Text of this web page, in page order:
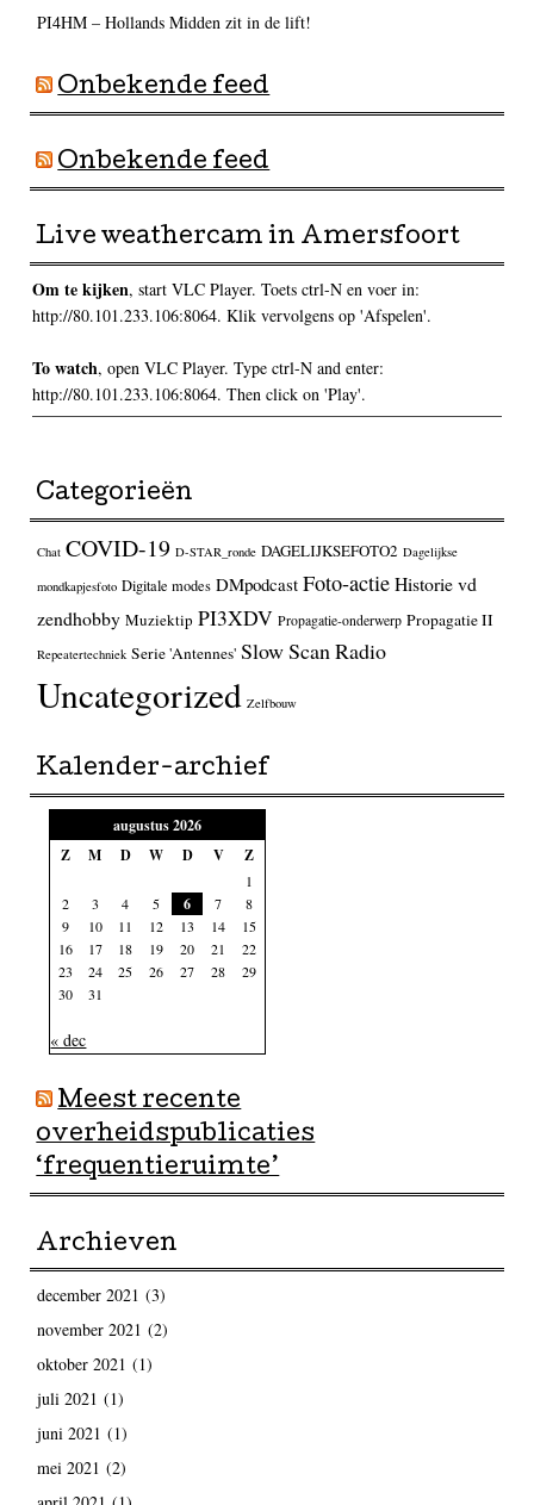
PI4HM – Hollands Midden zit in de lift!
Onbekende feed
Onbekende feed
Live weathercam in Amersfoort
Om te kijken, start VLC Player. Toets ctrl-N en voer in:
http://80.101.233.106:8064. Klik vervolgens op 'Afspelen'.
To watch, open VLC Player. Type ctrl-N and enter:
http://80.101.233.106:8064. Then click on 'Play'.
Categorieën
Chat COVID-19 D-STAR_ronde DAGELIJKSEFOTO2 Dagelijkse
mondkapjesfoto Digitale modes DMpodcast Foto-actieHistorie vd
zendhobby Muziektip PI3XDV Propagatie-onderwerp Propagatie II
Repeatertechniek Serie 'Antennes' Slow Scan Radio
Uncategorized Zelfbouw
Kalender-archief
augustus 2026
Z
M D W D V Z
1
2
3 4 5 6 7
8
9
10 11 12 13 14
15
16
17 18 19 20 21
22
23
24 25 26 27 28
29
30
31
« dec
Meest recente
overheidspublicaties
‘frequentieruimte’
Archieven
december 2021 (3)
november 2021 (2)
oktober 2021 (1)
juli 2021 (1)
juni 2021 (1)
mei 2021 (2)